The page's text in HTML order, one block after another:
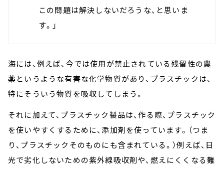
この問題は解決しないだろうな、と思いま
す。」
海には、例えば、今では使用が禁止されている残留性の農
薬というような有害な化学物質があり、プラスチックは、
特にそういう物質を吸収してしまう。
それに加えて、プラスチック製品は、作る際、プラスチック
を使いやすくするために、添加剤を使っています。（つま
り、プラスチックそのものにも含まれている。）例えば、日
光で劣化しないための紫外線吸収剤や、燃えにくくなる難